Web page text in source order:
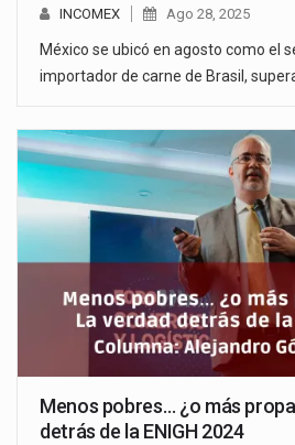
INCOMEX Ago 28, 2025
México se ubicó en agosto como el
importador de carne de Brasil,
Menos pobres… ¿o más
detrás de la ENIGH 2024